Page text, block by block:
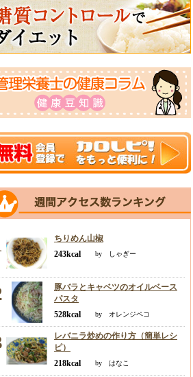
ちりめん山椒
243kcal
by しゃぎー
豚バラとキャベツのオイルベース
パスタ
528kcal
by オレンジペコ
レバニラ炒めの作り方（簡単レシ
ピ）
218kcal
by はなこ